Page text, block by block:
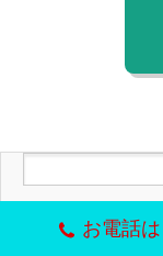
お電話